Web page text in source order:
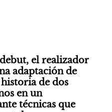
el realizador
adaptación de
de dos
en un
técnicas que